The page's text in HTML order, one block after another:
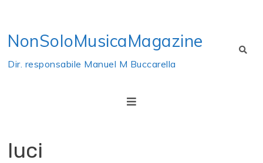
content
NonSoloMusicaMagazine
Dir. responsabile Manuel M Buccarella
luci